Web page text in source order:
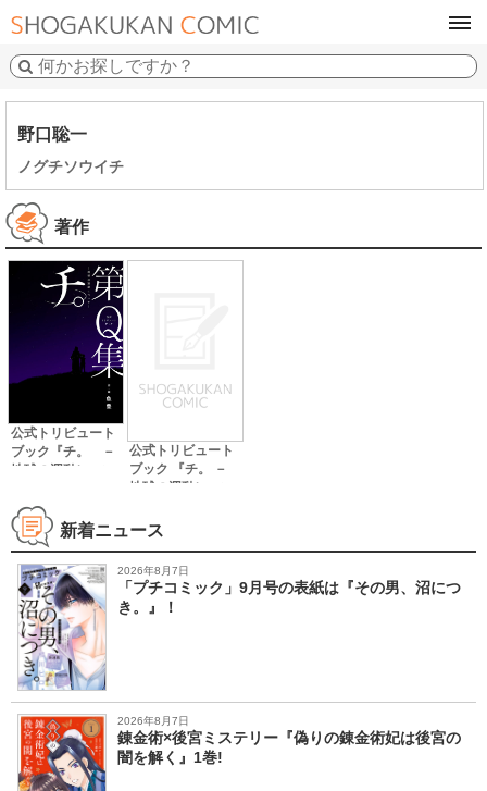
野口聡一
ノグチソウイチ
著作
公式トリビュート
ブック『チ。 －
地球の運動につい
公式トリビュート
ブック 『チ。 －
地球の運動につい
新着ニュース
2026年8月7日
「プチコミック」9月号の表紙は『その男、沼につ
き。』！
2026年8月7日
錬金術×後宮ミステリー『偽りの錬金術妃は後宮の
闇を解く』1巻!